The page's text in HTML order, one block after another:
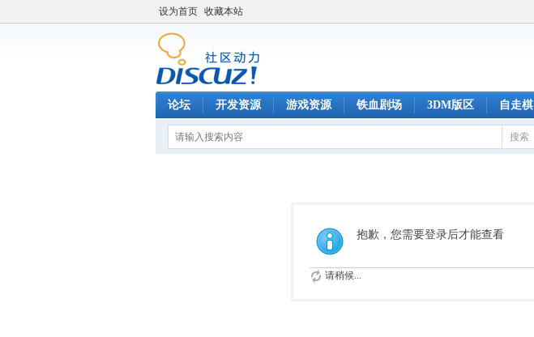
设为首页 收藏本站
论坛 开发资源 游戏资源 铁血剧场 3DM版区 自走棋
搜索
抱歉，您需要登录后才能查看
请稍候...